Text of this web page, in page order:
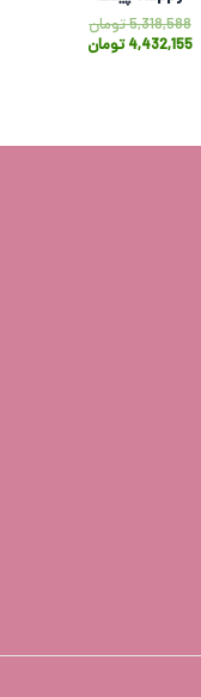
5,318,588تومان
4,432,155تومان